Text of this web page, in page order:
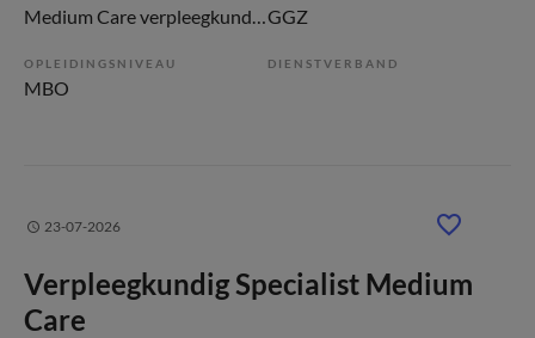
Medium Care verpleegkundigeGGZ
OPLEIDINGSNIVEAU
MBO
DIENSTVERBAND
23-07-2026
Verpleegkundig Specialist Medium
Care